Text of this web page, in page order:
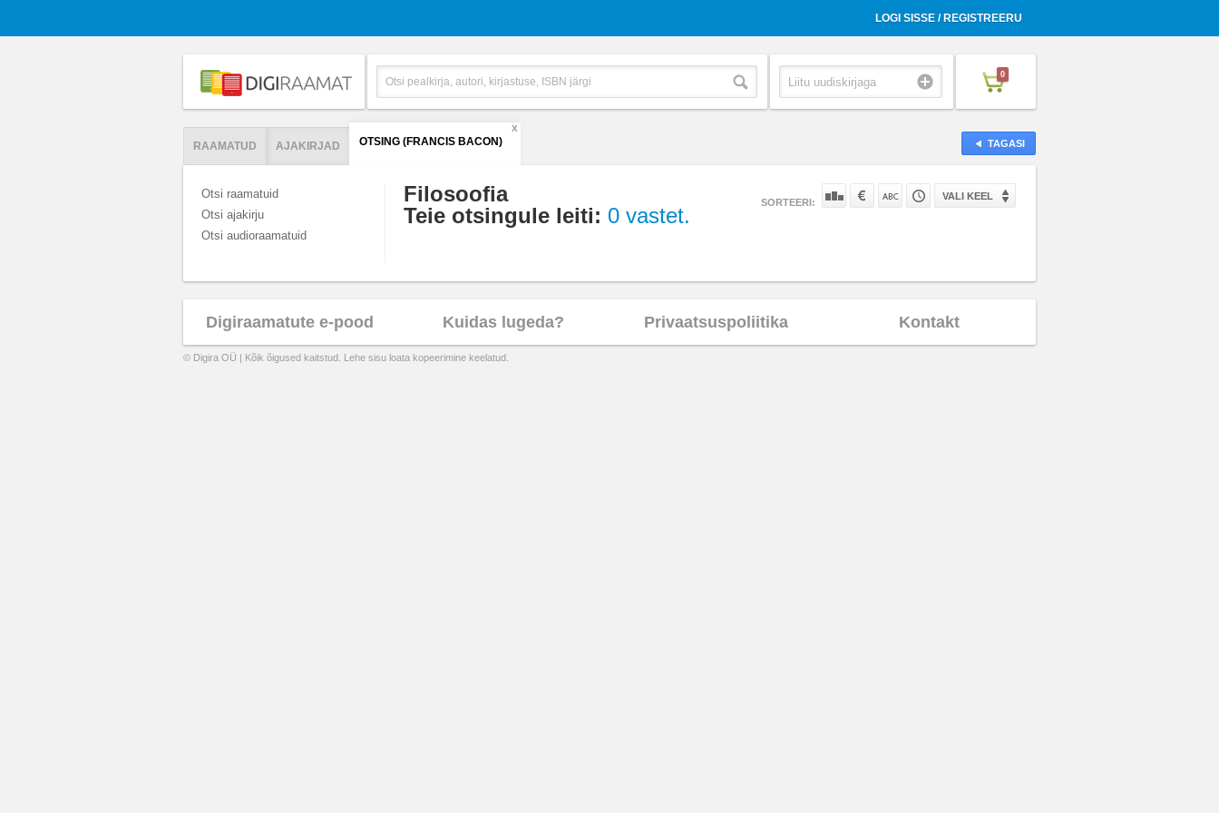
LOGI SISSE / REGISTREERU
0
TAGASI
RAAMATUD AJAKIRJAD OTSING (FRANCIS BACON)
X
Otsi raamatuid
Otsi ajakirju
Otsi audioraamatuid
Filosoofia
Teie otsingule leiti: 0 vastet.
SORTEERI:
VALI KEEL
Digiraamatute e-pood Kuidas lugeda? Privaatsuspoliitika Kontakt
© Digira OÜ | Kõik õigused kaitstud. Lehe sisu loata kopeerimine keelatud.